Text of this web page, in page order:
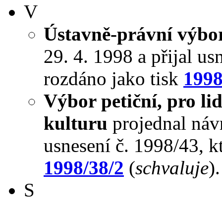
V
Ústavně-právní
29. 4. 1998 a přijal
rozdáno jako tisk
Výbor petiční, pro
kulturu projednal
usnesení č. 1998/43,
1998/38/2 (schvaluje).
S